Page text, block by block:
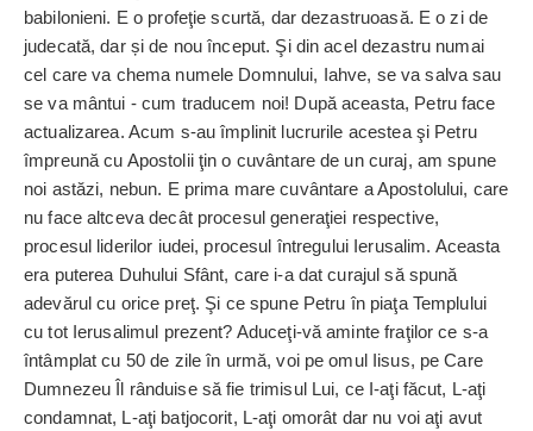
babilonieni. E o profeţie scurtă, dar dezastru­oasă. E o zi de
jude­cată, dar și de nou început. Şi din acel de­zastru numai
cel care va che­ma numele Domnului, Iahve, se va salva sau
se va mântui - cum traducem noi! După aceas­ta, Petru face
actualizarea. Acum s-au împlinit lucrurile acestea şi Petru
împre­ună cu Apostolii ţin o cuvântare de un curaj, am spune
noi astăzi, nebun. E prima mare cuvântare a Apostolului, care
nu face altceva decât procesul generaţiei res­pective,
procesul liderilor iudei, procesul între­gului Ierusalim. Aceasta
era puterea Duhului Sfânt, care i-a dat curajul să spună
adevărul cu orice preţ. Şi ce spune Petru în piaţa Templului
cu tot Ierusalimul prezent? Aduceţi-vă aminte fraţilor ce s-a
întâmplat cu 50 de zile în urmă, voi pe omul Iisus, pe Care
Dumnezeu Îl rânduise să fie trimisul Lui, ce I-aţi făcut, L-aţi
condamnat, L-aţi batjocorit, L-aţi omorât dar nu voi aţi avut